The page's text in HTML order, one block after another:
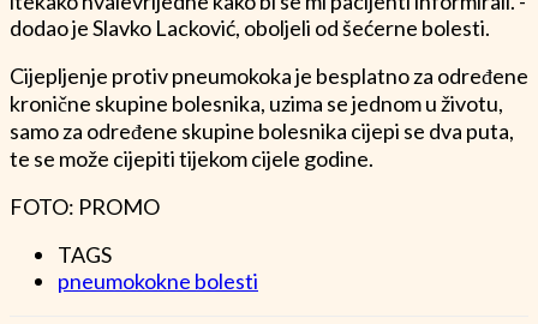
dodao je Slavko Lacković, oboljeli od šećerne bolesti.
Cijepljenje protiv pneumokoka je besplatno za određene
kronične skupine bolesnika, uzima se jednom u životu,
samo za određene skupine bolesnika cijepi se dva puta,
te se može cijepiti tijekom cijele godine.
FOTO: PROMO
TAGS
pneumokokne bolesti